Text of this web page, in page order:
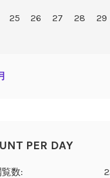
25 26 27 28 29
PER DAY
数: